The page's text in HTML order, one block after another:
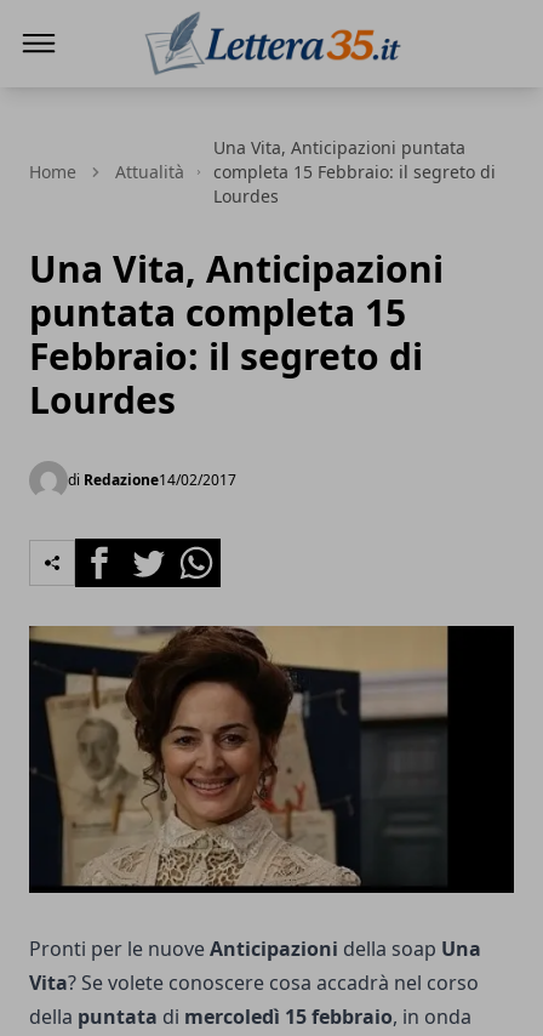
Home Attualità
Una Vita, Anticipazioni puntata
completa 15 Febbraio: il segreto di
Lourdes
Una Vita, Anticipazioni
puntata completa 15
Febbraio: il segreto di
Lourdes
di Redazione14/02/2017
FacebookTwitterWhatsapp
Pronti per le nuoveAnticipazioni della soap Una
Vita? Se volete conoscere cosa accadrà nel corso
della puntata di mercoledì 15 febbraio, in onda